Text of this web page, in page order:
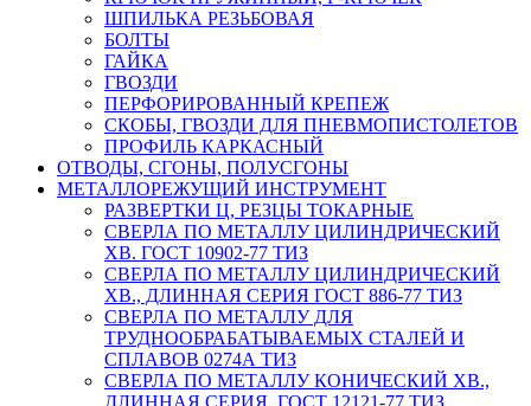
ШПИЛЬКА РЕЗЬБОВАЯ
БОЛТЫ
ГАЙКА
ГВОЗДИ
ПЕРФОРИРОВАННЫЙ КРЕПЕЖ
СКОБЫ, ГВОЗДИ ДЛЯ ПНЕВМОПИСТОЛЕТОВ
ПРОФИЛЬ КАРКАСНЫЙ
ОТВОДЫ, СГОНЫ, ПОЛУСГОНЫ
МЕТАЛЛОРЕЖУЩИЙ ИНСТРУМЕНТ
РАЗВЕРТКИ Ц, РЕЗЦЫ ТОКАРНЫЕ
СВЕРЛА ПО МЕТАЛЛУ ЦИЛИНДРИЧЕСКИЙ
ХВ. ГОСТ 10902-77 ТИЗ
СВЕРЛА ПО МЕТАЛЛУ ЦИЛИНДРИЧЕСКИЙ
ХВ., ДЛИННАЯ СЕРИЯ ГОСТ 886-77 ТИЗ
СВЕРЛА ПО МЕТАЛЛУ ДЛЯ
ТРУДНООБРАБАТЫВАЕМЫХ СТАЛЕЙ И
СПЛАВОВ 0274А ТИЗ
СВЕРЛА ПО МЕТАЛЛУ КОНИЧЕСКИЙ ХВ.,
ДЛИННАЯ СЕРИЯ, ГОСТ 12121-77 ТИЗ